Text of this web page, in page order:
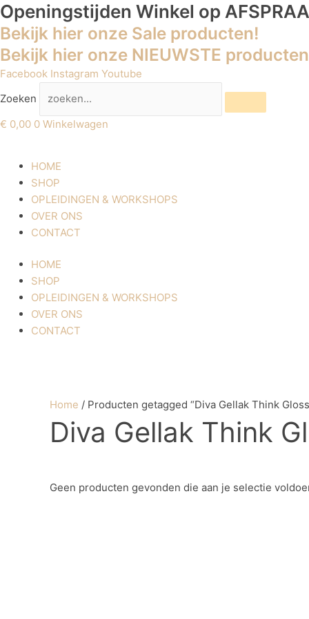
Ga
naar
de
inhoud
Openingstijden Winkel op
Bekijk hier onze Sale producten!
Bekijk hier onze NIEUWSTE producten
Facebook Instagram Youtube
Zoeken
€ 0,00 0 Winkelwagen
HOME
SHOP
OPLEIDINGEN & WORKSHOPS
OVER ONS
CONTACT
HOME
SHOP
OPLEIDINGEN & WORKSHOPS
OVER ONS
CONTACT
Home / Producten getagged “Diva Gellak Think
Diva Gellak Think
Geen producten gevonden die aan je selectie